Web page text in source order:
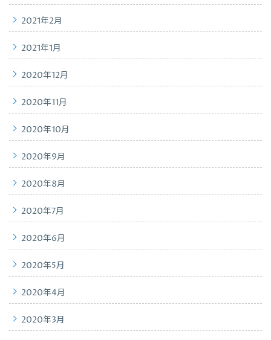
2021年2月
2021年1月
2020年12月
2020年11月
2020年10月
2020年9月
2020年8月
2020年7月
2020年6月
2020年5月
2020年4月
2020年3月